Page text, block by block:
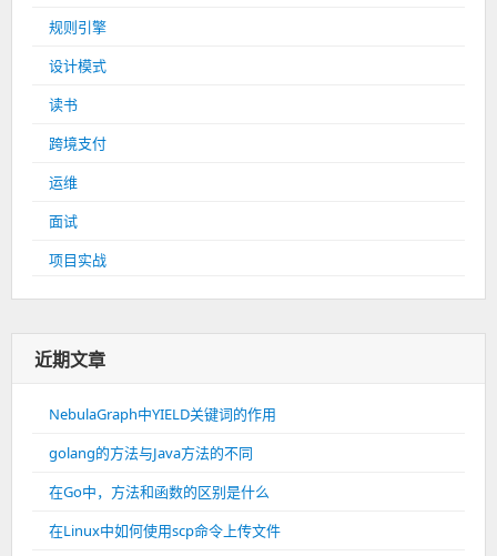
规则引擎
设计模式
读书
跨境支付
运维
面试
项目实战
近期文章
NebulaGraph中YIELD关键词的作用
golang的方法与Java方法的不同
在Go中，方法和函数的区别是什么
在Linux中如何使用scp命令上传文件